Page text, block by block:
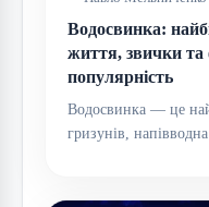
Водосвинка:
життя, звички та
популярність
Водосвинка — це
гризунів,